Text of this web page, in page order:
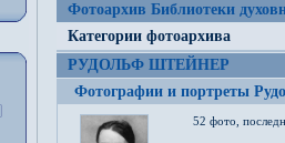
Фотоархив Библиотеки
Категории фотоархива
РУДОЛЬФ ШТЕЙНЕР
Фотографии и портреты
52 фото,